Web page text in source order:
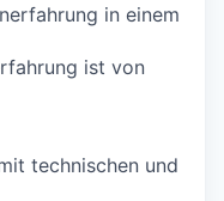
in einem
ist von
technischen und